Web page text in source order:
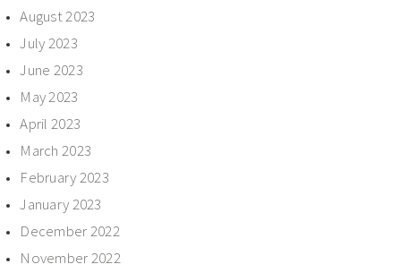
August 2023
July 2023
June 2023
May 2023
April 2023
March 2023
February 2023
January 2023
December 2022
November 2022